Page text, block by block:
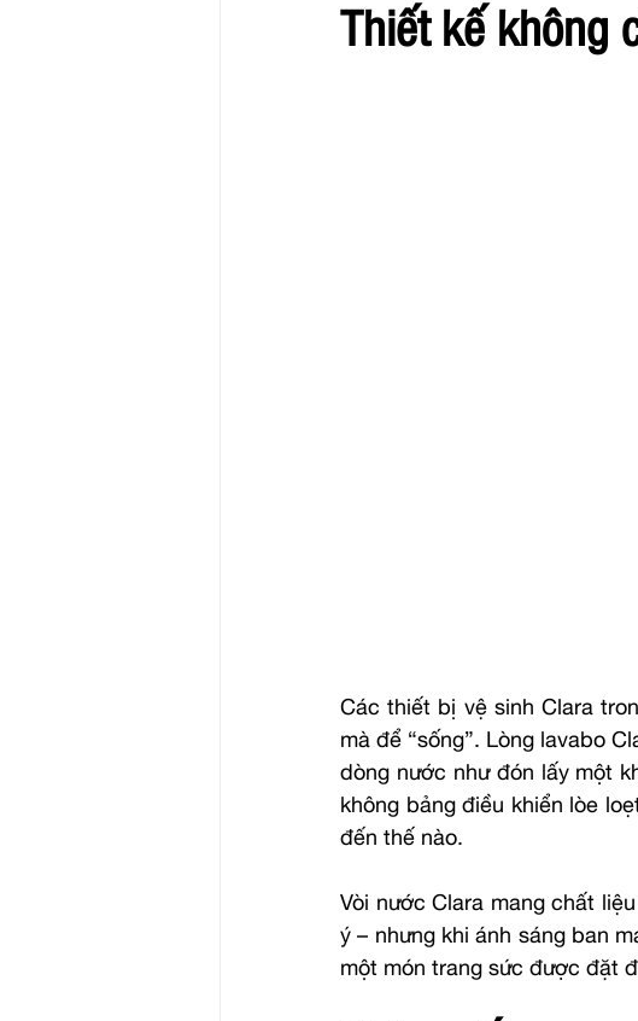
Thiết kế không
Các thiết bị vệ sinh Clara
mà để “sống”. Lòng lavabo
dòng nước như đón lấy một
không bảng điều khiển lòe
đến thế nào.
Vòi nước Clara mang chất
ý – nhưng khi ánh sáng ban
một món trang sức được đặt